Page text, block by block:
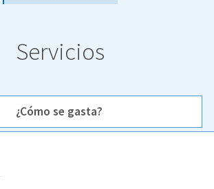
Servicios
¿Cómo se gasta?